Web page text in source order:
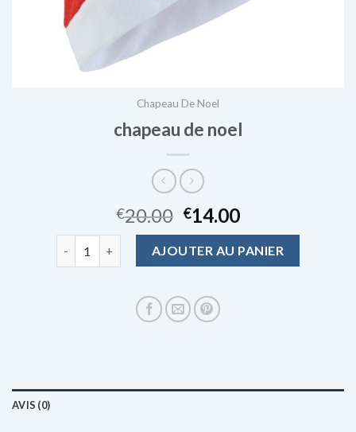
Chapeau De Noel
chapeau de noel
€20.00 €14.00
quantité de chapeau de noelAJOUTER AU PANIER
AVIS (0)